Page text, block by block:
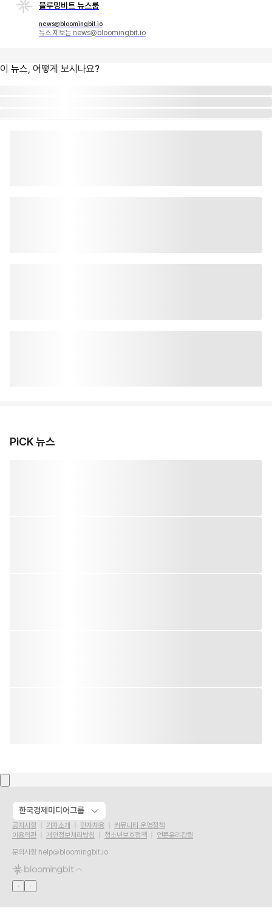
블루밍비트 뉴스룸
news@bloomingbit.io
뉴스 제보는 news@bloomingbit.io
이 뉴스, 어떻게 보시나요?
PiCK 뉴스
한국경제미디어그룹
공지사항 기자소개 인재채용
커뮤니티 운영정책
이용약관
개인정보처리방침 청소년보호정책
언론윤리강령
문의사항 help@bloomingbit.io